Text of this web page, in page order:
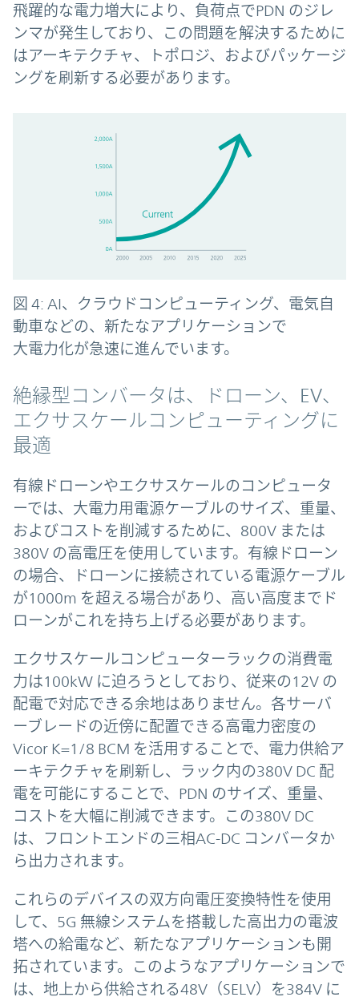
飛躍的な電力増大により、負荷点でPDN のジレ
ンマが発生しており、この問題を解決するために
はアーキテクチャ、トポロジ、およびパッケージ
ングを刷新する必要があります。
図 4: AI、クラウドコンピューティング、電気自
動車などの、新たなアプリケーションで
大電力化が急速に進んでいます。
絶縁型コンバータは、ドローン、EV、
エクサスケールコンピューティングに
最適
有線ドローンやエクサスケールのコンピュータ
ーでは、大電力用電源ケーブルのサイズ、重量、
およびコストを削減するために、800V または
380V の高電圧を使用しています。有線ドローン
の場合、ドローンに接続されている電源ケーブル
が1000m を超える場合があり、高い高度までド
ローンがこれを持ち上げる必要があります。
エクサスケールコンピューターラックの消費電
力は100kW に迫ろうとしており、従来の12V の
配電で対応できる余地はありません。各サーバ
ーブレードの近傍に配置できる高電力密度の
Vicor K=1/8 BCM を活用することで、電力供給ア
ーキテクチャを刷新し、ラック内の380V DC 配
電を可能にすることで、PDN のサイズ、重量、
コストを大幅に削減できます。この380V DC
は、フロントエンドの三相AC-DC コンバータか
ら出力されます。
これらのデバイスの双方向電圧変換特性を使用
して、5G 無線システムを搭載した高出力の電波
塔への給電など、新たなアプリケーションも開
拓されています。このようなアプリケーションで
は、地上から供給される48V（SELV）を384V に